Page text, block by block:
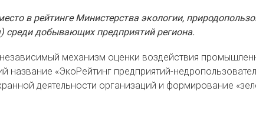
в рейтинге Министерства экологии,
среди добывающих предприятий региона.
механизм оценки воздействия
название «ЭкоРейтинг предприятий-
деятельности организаций и формирование